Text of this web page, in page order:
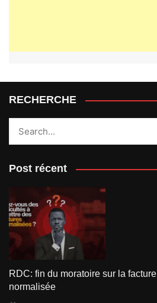
RECHERCHE
Post récent
RDC: fin du moratoire sur la facture
normalisée